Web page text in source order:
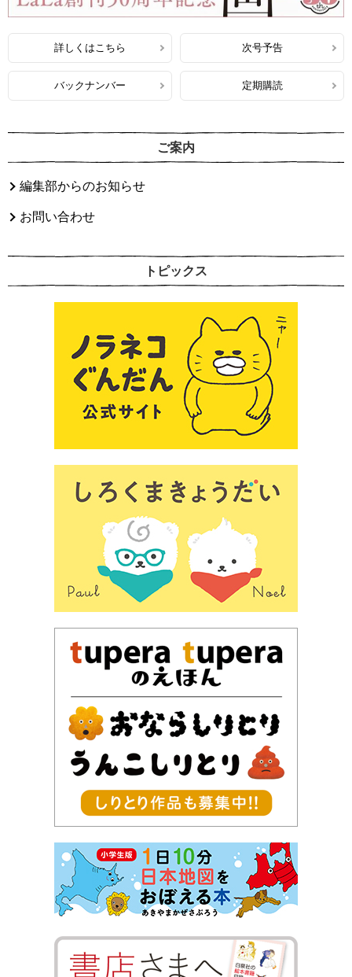
詳しくはこちら 次号予告
バックナンバー 定期購読
ご案内
編集部からのお知らせ
お問い合わせ
トピックス